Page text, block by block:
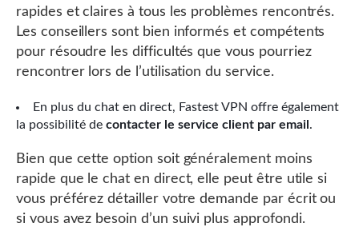
rapides et claires à tous les problèmes rencontrés.
Les conseillers sont bien informés et compétents
pour résoudre les difficultés que vous pourriez
rencontrer lors de l’utilisation du service.
En plus du chat en direct, Fastest VPN offre également
la possibilité de contacter le service client par email .
Bien que cette option soit généralement moins
rapide que le chat en direct, elle peut être utile si
vous préférez détailler votre demande par écrit ou
si vous avez besoin d’un suivi plus approfondi.